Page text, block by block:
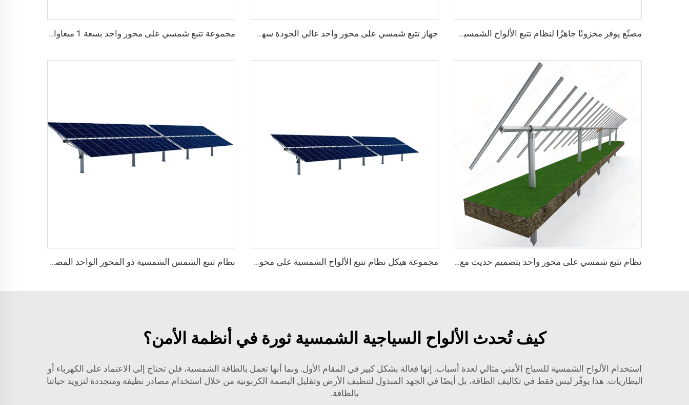
مصنّع يوفر مخزونًا جاهزًا لنظام تتبع الألواح الشمسية على محور واحد ثقيل من الفولاذ مع خدمة القطع والمعالجة جهاز تتبع شمسي على محور واحد عالي الجودة سهل التركيب، وحدة مسطحة مزدوجة الزجاج لنظام شمسي بقوة 10 كيلوواط، هيكل من الفولاذ بجودة ممتازة مجموعة تتبع شمسي على محور واحد بسعة 1 ميغاواط من إنتاج مصنع حديث، هيكل من الفولاذ الثقيل مع خدمة القطع المخصصة
نظام تتبع شمسي على محور واحد بتصميم حديث مع هيكل ثابت من الفولاذ وخدمة قطع بخصم مميز مجموعة هيكل نظام تتبع الألواح الشمسية على محور واحد من الفولاذ الثقيل من مصنّع محترف نظام تتبع الشمس الشمسية ذو المحور الواحد المصنوع في الصين مع محرك دوران
كيف تُحدث الألواح السياجية الشمسية ثورة في أنظمة الأمن؟
استخدام الألواح الشمسية للسياج الأمني مثالي لعدة أسباب. إنها فعالة بشكل كبير في المقام الأول. وبما أنها تعمل بالطاقة الشمسية، فلن تحتاج إلى الاعتماد على الكهرباء أو
البطاريات. هذا يوفّر ليس فقط في تكاليف الطاقة، بل أيضًا في الجهد المبذول لتنظيف الأرض وتقليل البصمة الكربونية من خلال استخدام مصادر نظيفة ومتجددة لتزويد حياتنا
بالطاقة.